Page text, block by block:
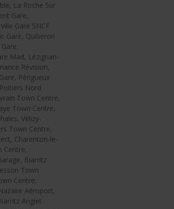
La Roche Sur
Gare,
Gare SNCF
Gare, Quiberon
Mad, Lézignan-
Révision,
Périgueux
Nord
Town Centre,
Town Centre,
Vélizy-
Town Centre,
Charenton-le-
Centre,
Biarritz
Town
Centre,
Aéroport,
Anglet